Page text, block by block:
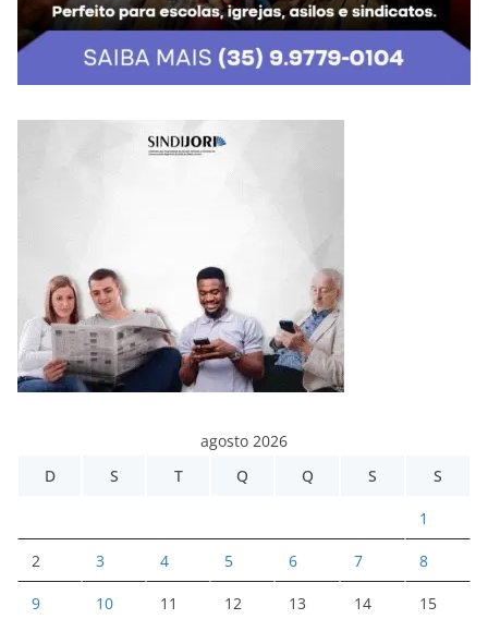
agosto 2026
D
S T Q Q S S
1
2 3 4 5 6 7 8
9 10 11 12 13 14 15